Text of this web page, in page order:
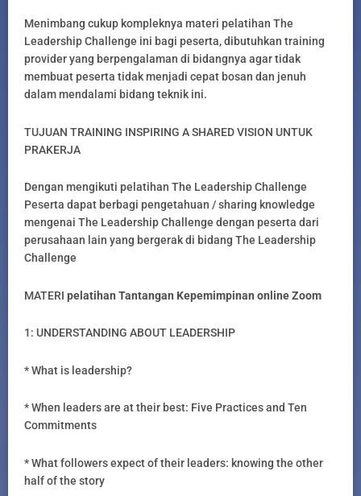
Menimbang cukup kompleknya materi pelatihan The
Leadership Challenge ini bagi peserta, dibutuhkan training
provider yang berpengalaman di bidangnya agar tidak
membuat peserta tidak menjadi cepat bosan dan jenuh
dalam mendalami bidang teknik ini.
TUJUAN TRAINING INSPIRING A SHARED VISION UNTUK
PRAKERJA
Dengan mengikuti pelatihan The Leadership Challenge
Peserta dapat berbagi pengetahuan / sharing knowledge
mengenai The Leadership Challenge dengan peserta dari
perusahaan lain yang bergerak di bidang The Leadership
Challenge
MATERI pelatihan Tantangan Kepemimpinan online Zoom
1: UNDERSTANDING ABOUT LEADERSHIP
* What is leadership?
* When leaders are at their best: Five Practices and Ten
Commitments
* What followers expect of their leaders: knowing the other
half of the story